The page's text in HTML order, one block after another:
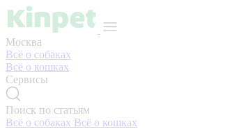
Москва
Всё о собаках
Всё о кошках
Сервисы
Поиск по статьям
Всё о собаках Всё о кошках